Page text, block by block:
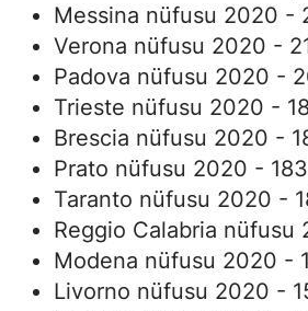
Messina nüfusu 2020 -
Verona nüfusu 2020 -
Padova nüfusu 2020 -
Trieste nüfusu 2020 -
Brescia nüfusu 2020 -
Prato nüfusu 2020 -
Taranto nüfusu 2020 -
Reggio Calabria nüfusu
Modena nüfusu 2020 -
Livorno nüfusu 2020 -